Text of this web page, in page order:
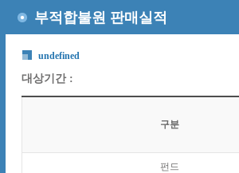
부적합불원 판매실적
undefined
대상기간 :
구분
펀드